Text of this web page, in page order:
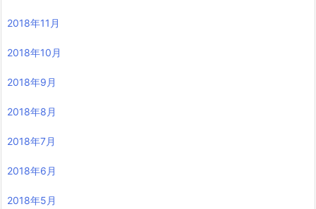
2018年11月
2018年10月
2018年9月
2018年8月
2018年7月
2018年6月
2018年5月